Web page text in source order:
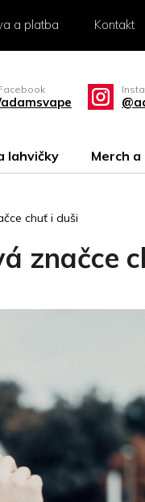
a platba Kontakt
lahvičky Merch
chuť i duši
značce